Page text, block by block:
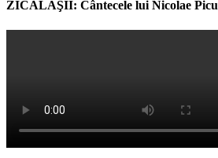
ZICĂLAŞII: Cântecele lui Nicolae Picu